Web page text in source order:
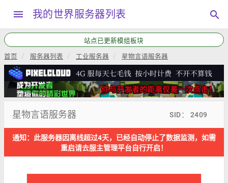
menu 我的世界服务器列表 search
站点已更新模组板块
首页 服务器列表 工业服务器 星物言语服务器
星物言语服务器 SID： 2409
通知：此服务器因离线超过4天，已经自动停止了数据监测，如需
重启请去服主管理平台自行开启！